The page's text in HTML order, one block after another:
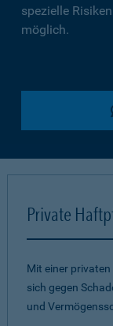
spezielle
möglich.
Private
Mit einer
sich gegen
und